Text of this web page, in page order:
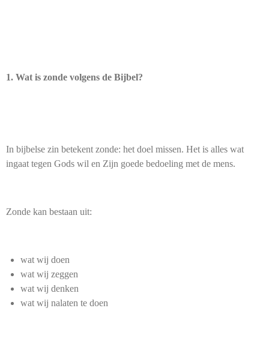
1. Wat is zonde volgens de Bijbel?
In bijbelse zin betekent zonde: het doel missen. Het is alles wat
ingaat tegen Gods wil en Zijn goede bedoeling met de mens.
Zonde kan bestaan uit:
wat wij doen
wat wij zeggen
wat wij denken
wat wij nalaten te doen